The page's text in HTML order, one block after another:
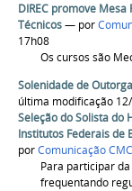
DIREC promove
Técnicos— por
17h08
Os cursos são
Solenidade de
última modificação
Seleção do Solista do
Institutos Federais de
porComunicação CMC
Para participar
frequentando